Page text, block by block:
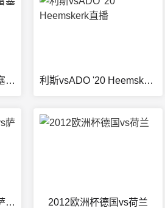
奥地利维也纳vs德布雷塞尼直播 利斯vsADO '20 Heemskerk直播
足球友谊赛奇克拉纳vs萨雷斯在线观看 2012欧洲杯德国vs荷兰